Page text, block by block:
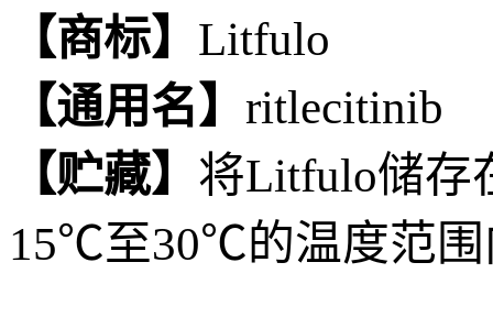
【商标】 Litfulo
【通用名】 ritlecitinib
【贮藏】 将Litfulo储
15℃至30℃的温度范围